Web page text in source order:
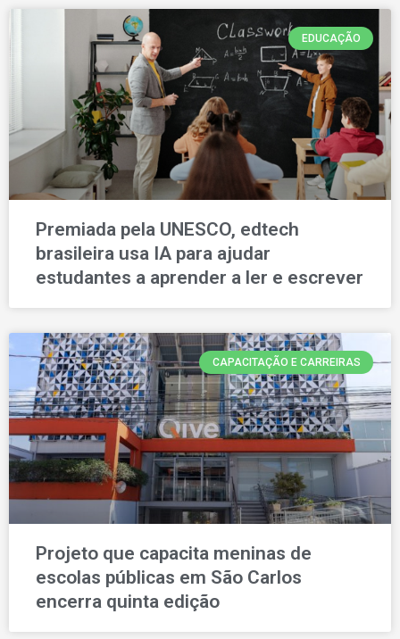
EDUCAÇÃO
Premiada pela UNESCO, edtech
brasileira usa IA para ajudar
estudantes a aprender a ler e escrever
CAPACITAÇÃO E CARREIRAS
Projeto que capacita meninas de
escolas públicas em São Carlos
encerra quinta edição